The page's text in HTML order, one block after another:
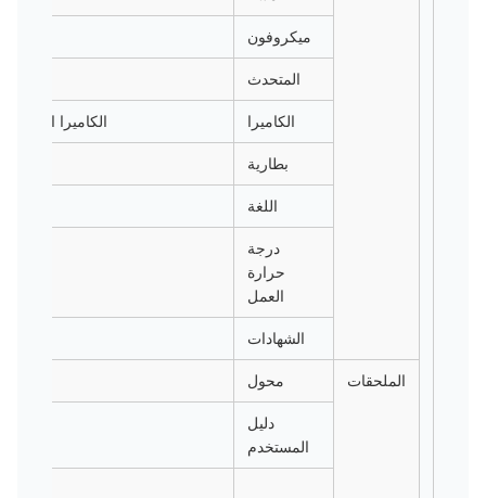
ميكروفون
المتحدث
الكاميرا الكاميرا الوحيدة 5.0M / P ، خيار كاميرا مزدوجة
بطارية
اللغة
درجة
حرارة
العمل
الشهادات
الملحقات محول
دليل
المستخدم